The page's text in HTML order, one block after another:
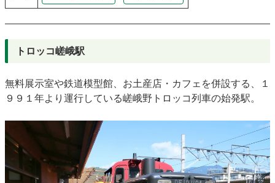
トロッコ嵯峨駅
無料展示室や鉄道模型館、お土産店・カフェを併設する、１
９９１年より運行している嵯峨野トロッコ列車の始発駅。